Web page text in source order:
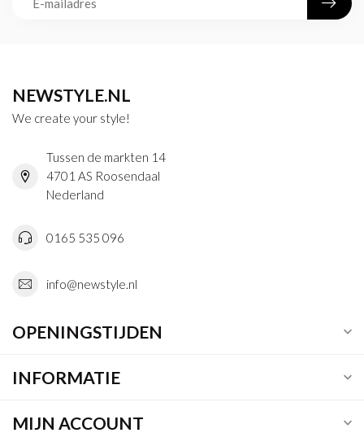
NEWSTYLE.NL
We create your style!
Tussen de markten 14
4701 AS Roosendaal
Nederland
0165 535 096
info@newstyle.nl
OPENINGSTIJDEN
INFORMATIE
MIJN ACCOUNT